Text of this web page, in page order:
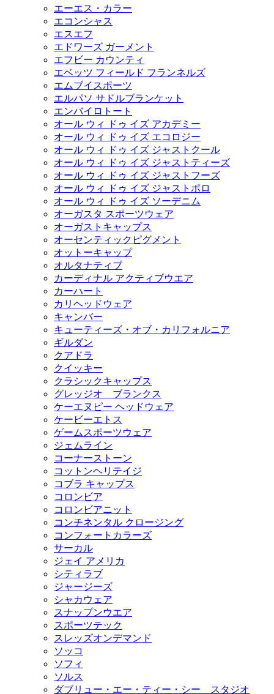
エーエス・カラー
エコンシャス
エスエフ
エドワーズ ガーメント
エフビー カウンティ
エベッツ フィールド フランネルズ
エムブイスポーツ
エルパソ サドルブランケット
エンバイロトート
オール ウィ ドゥ イズ アカデミー
オール ウィ ドゥ イズ エコロジー
オール ウィ ドゥ イズ ジャストクール
オール ウィ ドゥ イズ ジャストティーズ
オール ウィ ドゥ イズ ジャストフーズ
オール ウィ ドゥ イズ ジャストポロ
オール ウィ ドゥ イズ ソーデニム
オーガスタ スポーツウェア
オーガストキャップス
オーセンティックピグメント
オットーキャップ
オルタナティブ
カーディナル アクティブウエア
カーハート
カリヘッドウェア
キャンバー
キューティーズ・オブ・カリフォルニア
ギルダン
クアドラ
クイッキー
クラシックキャップス
グレッジオ ブランクス
ケーエヌピー ヘッドウェア
ケービーエトス
ゲームスポーツウェア
ジェムライン
コーナーストーン
コットンヘリテイジ
コブラ キャップス
コロンビア
コロンビアニット
コンチネンタル クロージング
コンフォートカラーズ
サーカル
ジェイ アメリカ
シティラブ
ジャージーズ
シャカウェア
スナップンウエア
スポーツテック
スレッズオンデマンド
ソッコ
ソフィ
ソルス
ダブリュー・エー・ティー・シー スタジオ